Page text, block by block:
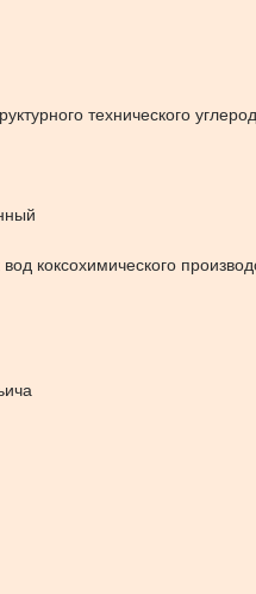
технического
коксохимического